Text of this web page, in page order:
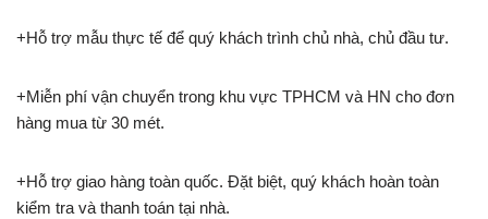
+Hỗ trợ mẫu thực tế để quý khách trình chủ nhà, chủ đầu tư.
+Miễn phí vận chuyển trong khu vực TPHCM và HN cho đơn
hàng mua từ 30 mét.
+Hỗ trợ giao hàng toàn quốc. Đặt biệt, quý khách hoàn toàn
kiểm tra và thanh toán tại nhà.